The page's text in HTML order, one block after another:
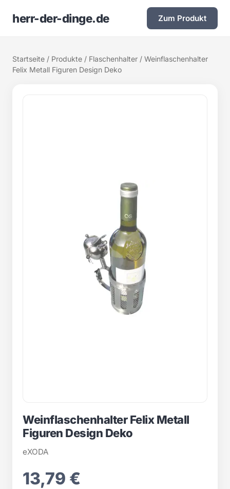
herr-der-dinge.de Zum Produkt
Startseite / Produkte / Flaschenhalter / Weinflaschenhalter
Felix Metall Figuren Design Deko
Weinflaschenhalter Felix Metall
Figuren Design Deko
eXODA
13,79 €